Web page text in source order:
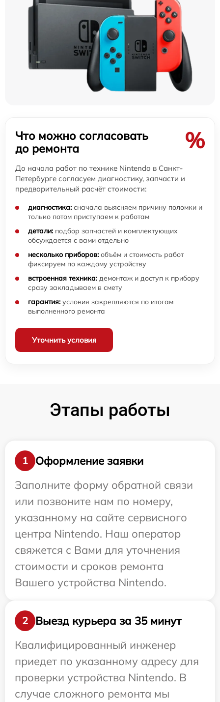
Что можно согласовать
до ремонта
%
До начала работ по технике Nintendo в Санкт-
Петербурге согласуем диагностику, запчасти и
предварительный расчёт стоимости:
диагностика: сначала выясняем причину поломки и
только потом приступаем к работам
детали: подбор запчастей и комплектующих
обсуждается с вами отдельно
несколько приборов: объём и стоимость работ
фиксируем по каждому устройству
встроенная техника: демонтаж и доступ к прибору
сразу закладываем в смету
гарантия: условия закрепляются по итогам
выполненного ремонта
Уточнить условия
Этапы работы
1
Оформление заявки
Заполните форму обратной связи
или позвоните нам по номеру,
указанному на сайте сервисного
центра Nintendo. Наш оператор
свяжется с Вами для уточнения
стоимости и сроков ремонта
Вашего устройства Nintendo.
2
Выезд курьера за 35 минут
Квалифицированный инженер
приедет по указанному адресу для
проверки устройства Nintendo. В
случае сложного ремонта мы